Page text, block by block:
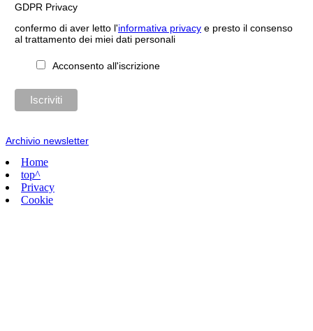
GDPR Privacy
confermo di aver letto l'informativa privacye presto il consenso
al trattamento dei miei dati personali
Acconsento all'iscrizione
Archivio newsletter
Home
top^
Privacy
Cookie